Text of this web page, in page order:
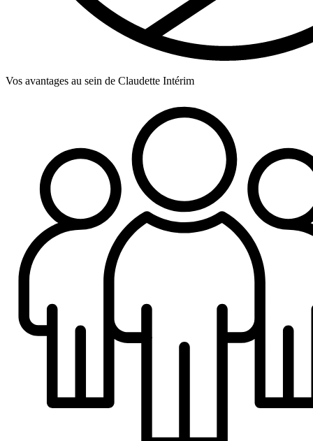
Vos avantages au sein de Claudette Intérim